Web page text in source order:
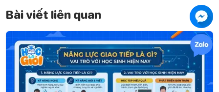
Bài viết liên quan